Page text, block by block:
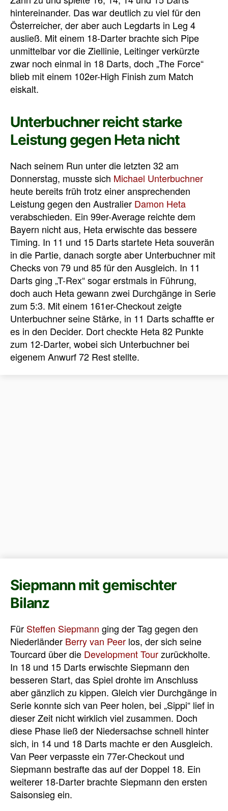
hintereinander. Das war deutlich zu viel für den
Österreicher, der aber auch Legdarts in Leg 4
ausließ. Mit einem 18-Darter brachte sich Pipe
unmittelbar vor die Ziellinie, Leitinger verkürzte
zwar noch einmal in 18 Darts, doch „The Force“
blieb mit einem 102er-High Finish zum Match
eiskalt.
Unterbuchner reicht starke
Leistung gegen Heta nicht
Nach seinem Run unter die letzten 32 am
Donnerstag, musste sich Michael Unterbuchner
heute bereits früh trotz einer ansprechenden
Leistung gegen den Australier Damon Heta
verabschieden. Ein 99er-Average reichte dem
Bayern nicht aus, Heta erwischte das bessere
Timing. In 11 und 15 Darts startete Heta souverän
in die Partie, danach sorgte aber Unterbuchner mit
Checks von 79 und 85 für den Ausgleich. In 11
Darts ging „T-Rex“ sogar erstmals in Führung,
doch auch Heta gewann zwei Durchgänge in Serie
zum 5:3. Mit einem 161er-Checkout zeigte
Unterbuchner seine Stärke, in 11 Darts schaffte er
es in den Decider. Dort checkte Heta 82 Punkte
zum 12-Darter, wobei sich Unterbuchner bei
eigenem Anwurf 72 Rest stellte.
Siepmann mit gemischter
Bilanz
Für Steffen Siepmann ging der Tag gegen den
Niederländer Berry van Peer los, der sich seine
Tourcard über die Development Tourzurückholte.
In 18 und 15 Darts erwischte Siepmann den
besseren Start, das Spiel drohte im Anschluss
aber gänzlich zu kippen. Gleich vier Durchgänge in
Serie konnte sich van Peer holen, bei „Sippi“ lief in
dieser Zeit nicht wirklich viel zusammen. Doch
diese Phase ließ der Niedersachse schnell hinter
sich, in 14 und 18 Darts machte er den Ausgleich.
Van Peer verpasste ein 77er-Checkout und
Siepmann bestrafte das auf der Doppel 18. Ein
weiterer 18-Darter brachte Siepmann den ersten
Saisonsieg ein.